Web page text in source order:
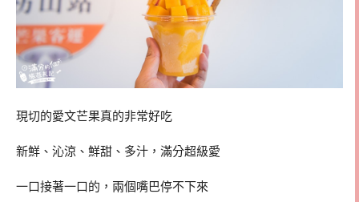
現切的愛文芒果真的非常好吃
新鮮、沁涼、鮮甜、多汁，滿分超級愛
一口接著一口的，兩個嘴巴停不下來